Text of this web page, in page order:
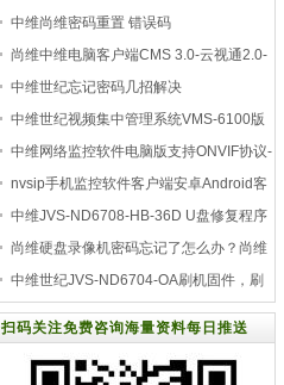
中维尚维密码重置 错误码
尚维中维电脑客户端CMS 3.0-云视通2.0-
软件版本
中维世纪忘记密码几招解决
中维世纪视频集中管理系统VMS-6100版
本：2.2.0.1
中维网络监控软件电脑版支持ONVIF协议-
(V2.0.0.
nvsip手机监控软件客户端安卓Android客
户端适用于
中维JVS-ND6708-HB-36D U盘修复程序
版本：V3.0.180913
尚维硬盘录像机密码忘记了怎么办？尚维
密码重
中维世纪JVS-ND6704-OA刷机固件，刷
机失败恢复版本
扫码关注免费咨询海量资料每日推送